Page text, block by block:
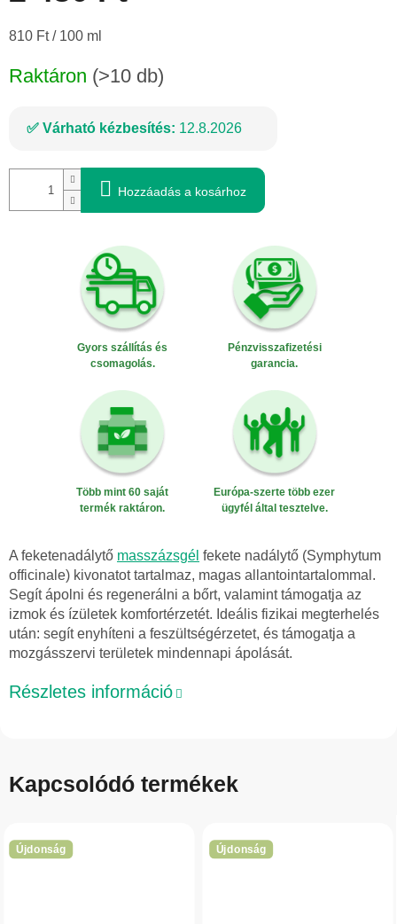
Egységár:
810 Ft / 100 ml
Raktáron (>10 db)
Várható kézbesítés: 12.8.2026
Hozzáadás a kosárhoz
Gyors szállítás és
csomagolás.
Pénzvisszafizetési
garancia.
Több mint 60 saját
termék raktáron.
Európa-szerte több ezer
ügyfél által tesztelve.
A feketenadálytő masszázsgél fekete nadálytő (Symphytum
officinale) kivonatot tartalmaz, magas allantointartalommal.
Segít ápolni és regenerálni a bőrt, valamint támogatja az
izmok és ízületek komfortérzetét. Ideális fizikai megterhelés
után: segít enyhíteni a feszültségérzetet, és támogatja a
mozgásszervi területek mindennapi ápolását.
Részletes információ
Kapcsolódó termékek
Újdonság Újdonság